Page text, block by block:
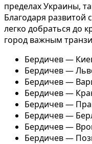
пределах Украины,
Благодаря
легко добраться до
город важным
Бердичев —
Бердичев —
Бердичев —
Бердичев —
Бердичев —
Бердичев —
Бердичев —
Бердичев —